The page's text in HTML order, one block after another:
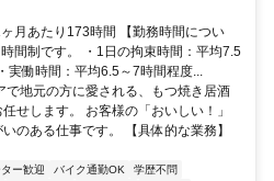
月あたり173時間 【勤務時間につい
間制です。 ・1日の拘束時間：平均7.5
実働時間：平均6.5～7時間程度...
で地元の方に愛される、もつ焼き居酒
せします。 お客様の「おいしい！」
のある仕事です。 【具体的な業務】
ー歓迎 バイク通勤OK
学歴不問